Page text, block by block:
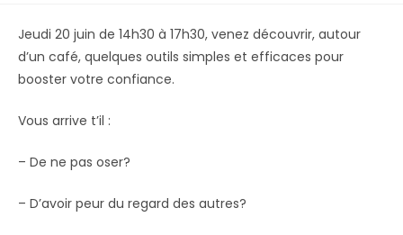
Jeudi 20 juin de 14h30 à 17h30, venez découvrir, autour
d’un café, quelques outils simples et efficaces pour
booster votre confiance.
Vous arrive t’il :
– De ne pas oser?
– D’avoir peur du regard des autres?